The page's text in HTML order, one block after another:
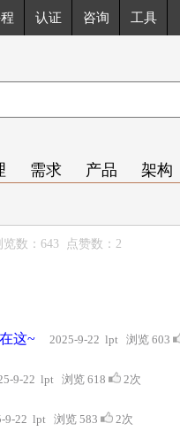
认证 咨询 工具
需求 产品 架构
数：643 点赞数：2
这~ 2025-9-22 lpt 浏览 603
9-22 lpt 浏览 618 2次
9-22 lpt 浏览 583 2次